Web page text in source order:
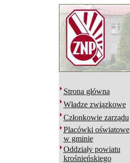
Strona główna
Władze związkowe
Członkowie zarządu
Placówki oświatowe
w gminie
Oddziały powiatu
krośnieńskiego